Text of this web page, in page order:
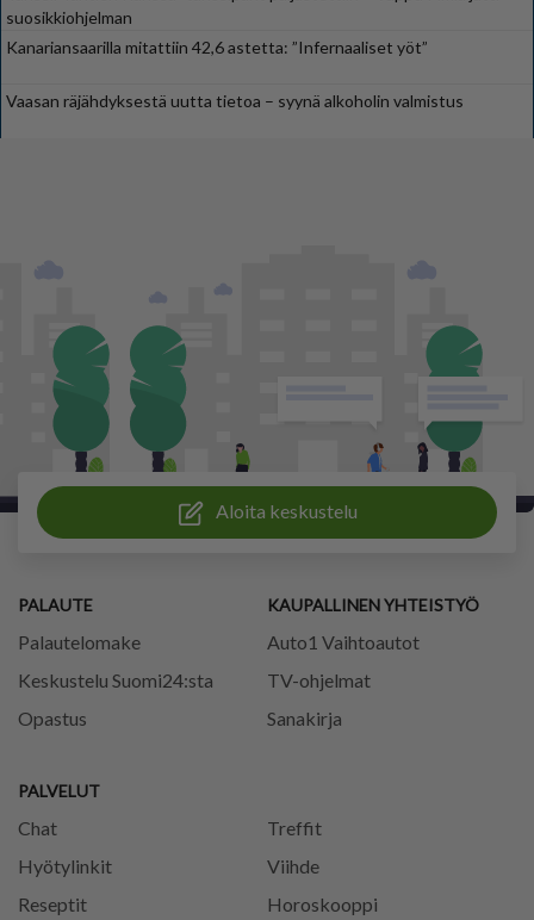
suosikkiohjelman
Kanariansaarilla mitattiin 42,6 astetta: ”Infernaaliset yöt”
Vaasan räjähdyksestä uutta tietoa – syynä alkoholin valmistus
Aloita keskustelu
PALAUTE
Palautelomake
Keskustelu Suomi24:sta
Opastus
PALVELUT
Chat
Treffit
Hyötylinkit
Viihde
Reseptit
Horoskooppi
KAUPALLINEN YHTEISTYÖ
Auto1 Vaihtoautot
TV-ohjelmat
Sanakirja